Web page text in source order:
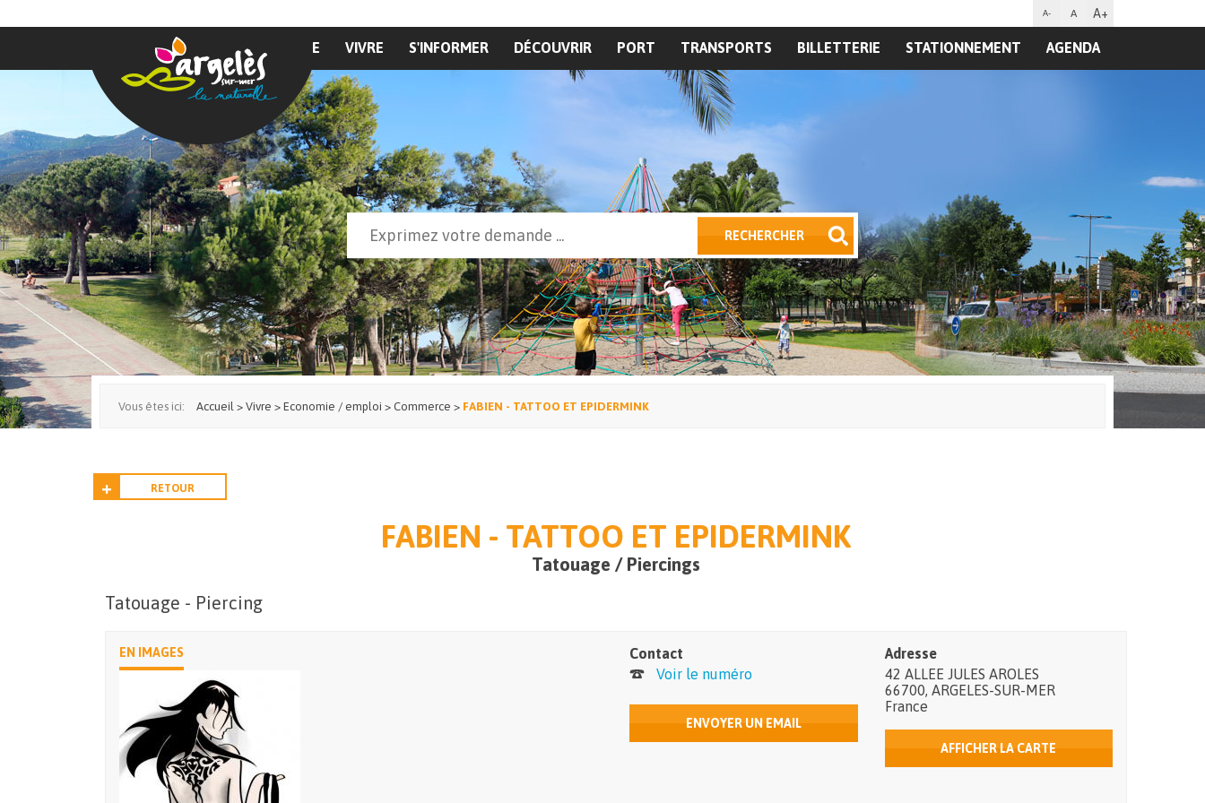
A- A A+
MAIRIE VIVRE S'INFORMER DÉCOUVRIR PORT TRANSPORTS BILLETTERIE STATIONNEMENT AGENDA
Formulaire de recherche RECHERCHER
Vous êtes ici: Accueil > Vivre > Economie / emploi > Commerce > FABIEN - TATTOO ET EPIDERMINK
RETOUR
FABIEN - TATTOO ET EPIDERMINK
Tatouage / Piercings
Tatouage - Piercing
EN IMAGES
Contact
Voir le numéro
ENVOYER UN EMAIL
Adresse
42 ALLEE JULES AROLES
66700, ARGELES-SUR-MER
France
AFFICHER LA CARTE